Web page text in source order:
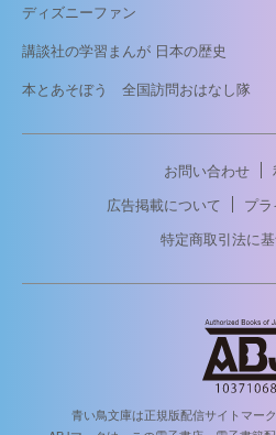
ディズニーファン
講談社の学習まんが 日本の歴史
本とあそぼう 全国訪問おはなし隊
お問い合わせ
広告掲載について
プ
特定商取引法に
青い鳥文庫は正規版配信サイトマー